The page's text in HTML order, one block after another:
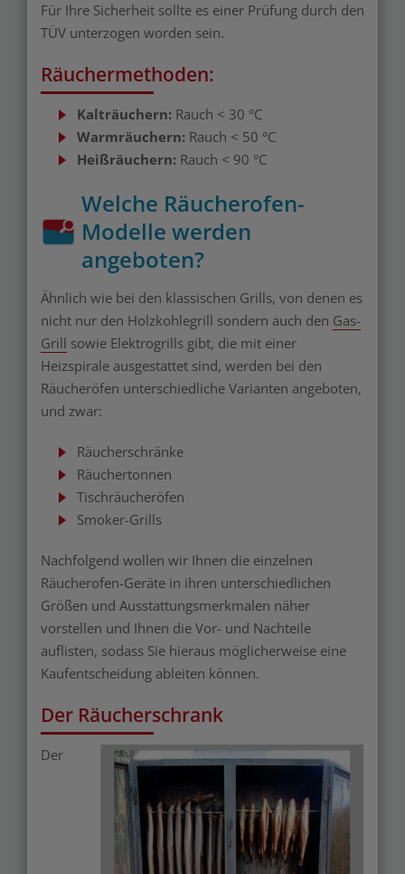
Für Ihre Sicherheit sollte es einer Prüfung durch den
TÜV unterzogen worden sein.
Räuchermethoden:
Kalträuchern: Rauch < 30 °C
Warmräuchern: Rauch < 50 °C
Heißräuchern: Rauch < 90 °C
Welche Räucherofen-
Modelle werden
angeboten?
Ähnlich wie bei den klassischen Grills, von denen es
nicht nur den Holzkohlegrill sondern auch den Gas-
Grill sowie Elektrogrills gibt, die mit einer
Heizspirale ausgestattet sind, werden bei den
Räucheröfen unterschiedliche Varianten angeboten,
und zwar:
Räucherschränke
Räuchertonnen
Tischräucheröfen
Smoker-Grills
Nachfolgend wollen wir Ihnen die einzelnen
Räucherofen-Geräte in ihren unterschiedlichen
Größen und Ausstattungsmerkmalen näher
vorstellen und Ihnen die Vor- und Nachteile
auflisten, sodass Sie hieraus möglicherweise eine
Kaufentscheidung ableiten können.
Der Räucherschrank
Der